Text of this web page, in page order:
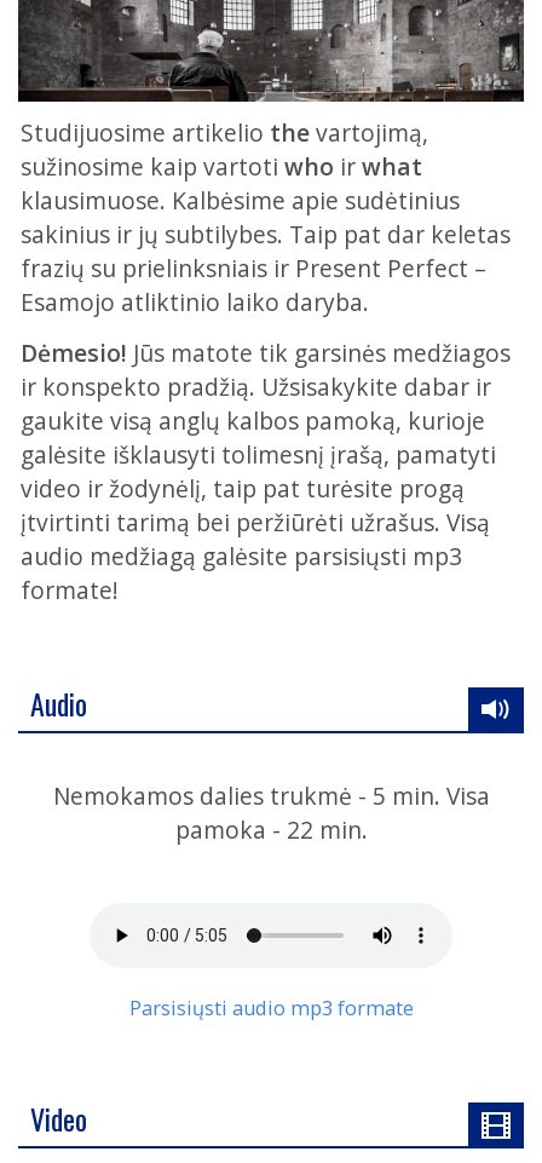
Studijuosime artikelio thevartojimą,
sužinosime kaip vartoti who irwhat
klausimuose. Kalbėsime apie sudėtinius
sakinius ir jų subtilybes. Taip pat dar keletas
frazių su prielinksniais ir Present Perfect –
Esamojo atliktinio laiko daryba.
Dėmesio! Jūs matote tik garsinės medžiagos
ir konspekto pradžią. Užsisakykite dabar ir
gaukite visą anglų kalbos pamoką, kurioje
galėsite išklausyti tolimesnį įrašą, pamatyti
video ir žodynėlį, taip pat turėsite progą
įtvirtinti tarimą bei peržiūrėti užrašus. Visą
audio medžiagą galėsite parsisiųsti mp3
formate!
Audio
Nemokamos dalies trukmė - 5 min. Visa
pamoka - 22 min.
Parsisiųsti audio mp3 formate
Video